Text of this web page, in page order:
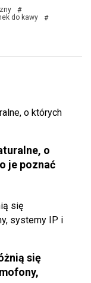
#
do kawy
#
o
je poznać
się